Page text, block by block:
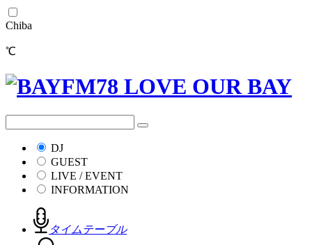
Chiba
℃
DJ
GUEST
LIVE / EVENT
INFORMATION
タイムテーブル